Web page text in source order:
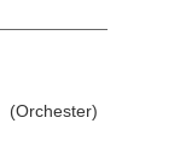
(Orchester)